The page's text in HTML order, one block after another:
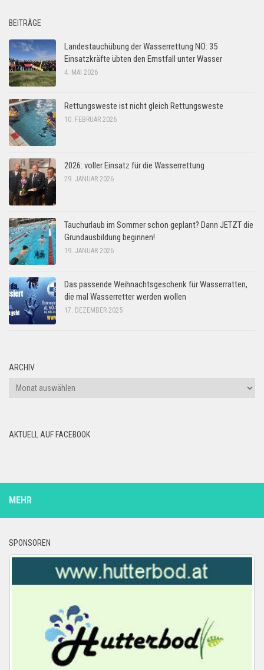
BEITRÄGE
Landestauchübung der Wasserrettung NÖ: 35
Einsatzkräfte übten den Ernstfall unter Wasser
4. MAI 2026
Rettungsweste ist nicht gleich Rettungsweste
10. FEBRUAR 2026
2026: voller Einsatz für die Wasserrettung
29. JANUAR 2026
Tauchurlaub im Sommer schon geplant? Dann JETZT die
Grundausbildung beginnen!
19. JANUAR 2026
Das passende Weihnachtsgeschenk für Wasserratten,
die mal Wasserretter werden wollen
17. DEZEMBER 2025
ARCHIV
Archiv
AKTUELL AUF FACEBOOK
MEHR
SPONSOREN